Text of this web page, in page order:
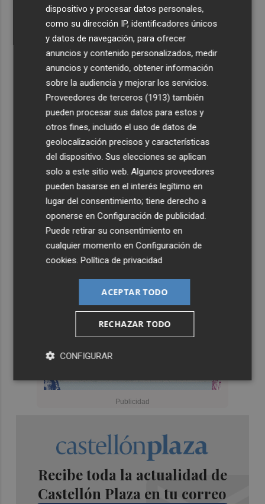
España restablece los controles fronterizos a los
viajeros procedentes de Italia
El homenaje a Ferran Torres en Foios, en imágenes
Ferran Torres, recibido con un baño de masas en su
pueblo: "Allá donde voy siempre digo que soy de Foios"
Foios se vuelca con Ferran Torres
Las '200 vidas' que llevaron a Paco Rabal de Águilas a la
cima del cine: un documental recupera la voz y la mirada
Recibe toda la actualidad de
Castellón Plaza en tu correo
dispositivo y procesar datos personales,
como su dirección IP, identificadores únicos
y datos de navegación, para ofrecer
anuncios y contenido personalizados, medir
anuncios y contenido, obtener información
sobre la audiencia y mejorar los servicios.
Proveedores de terceros (1913) también
pueden procesar sus datos para estos y
otros fines, incluido el uso de datos de
geolocalización precisos y características
del dispositivo. Sus elecciones se aplican
solo a este sitio web. Algunos proveedores
pueden basarse en el interés legítimo en
lugar del consentimiento; tiene derecho a
oponerse enConfiguración de publicidad.
Puede retirar su consentimiento en
cualquier momento enConfiguración de
cookies.Política de privacidad
ACEPTAR TODO
RECHAZAR TODO
CONFIGURAR